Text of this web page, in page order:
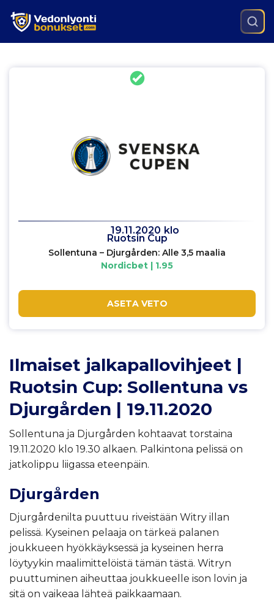
19.11.2020 klo
Ruotsin Cup
Sollentuna – Djurgården: Alle 3,5 maalia
Nordicbet | 1.95
ASETA VETO
Ilmaiset jalkapallovihjeet |
Ruotsin Cup: Sollentuna vs
Djurgården | 19.11.2020
Sollentuna ja Djurgården kohtaavat torstaina
19.11.2020 klo 19.30 alkaen. Palkintona pelissä on
jatkolippu liigassa eteenpäin.
Djurgården
Djurgårdenilta puuttuu riveistään Witry illan
pelissä. Kyseinen pelaaja on tärkeä palanen
joukkueen hyökkäyksessä ja kyseinen herra
löytyykin maalimittelöistä tämän tästä. Witryn
puuttuminen aiheuttaa joukkueelle ison lovin ja
sitä on vaikeaa lähteä paikkaamaan.